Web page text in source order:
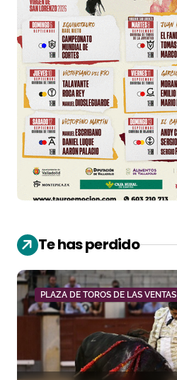
Te has perdido
PLAZA DE TOROS DE LAS VENTAS